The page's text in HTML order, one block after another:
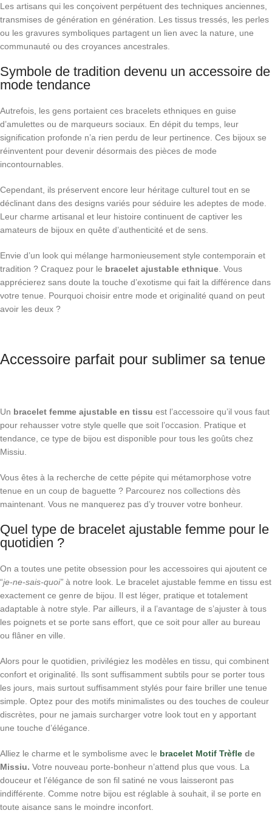
Les artisans qui les conçoivent perpétuent des techniques anciennes,
transmises de génération en génération. Les tissus tressés, les perles
ou les gravures symboliques partagent un lien avec la nature, une
communauté ou des croyances ancestrales.
Symbole de tradition devenu un accessoire de
mode tendance
Autrefois, les gens portaient ces bracelets ethniques en guise
d’amulettes ou de marqueurs sociaux. En dépit du temps, leur
signification profonde n’a rien perdu de leur pertinence. Ces bijoux se
réinventent pour devenir désormais des pièces de mode
incontournables.
Cependant, ils préservent encore leur héritage culturel tout en se
déclinant dans des designs variés pour séduire les adeptes de mode.
Leur charme artisanal et leur histoire continuent de captiver les
amateurs de bijoux en quête d’authenticité et de sens.
Envie d’un look qui mélange harmonieusement style contemporain et
tradition ? Craquez pour le bracelet ajustable ethnique . Vous
apprécierez sans doute la touche d’exotisme qui fait la différence dans
votre tenue. Pourquoi choisir entre mode et originalité quand on peut
avoir les deux ?
Accessoire parfait pour sublimer sa tenue
Un bracelet femme ajustable en tissu est l’accessoire qu’il vous faut
pour rehausser votre style quelle que soit l’occasion. Pratique et
tendance, ce type de bijou est disponible pour tous les goûts chez
Missiu.
Vous êtes à la recherche de cette pépite qui métamorphose votre
tenue en un coup de baguette ? Parcourez nos collections dès
maintenant. Vous ne manquerez pas d’y trouver votre bonheur.
Quel type de bracelet ajustable femme pour le
quotidien ?
On a toutes une petite obsession pour les accessoires qui ajoutent ce
“je-ne-sais-quoi” à notre look. Le bracelet ajustable femme en tissu est
exactement ce genre de bijou. Il est léger, pratique et totalement
adaptable à notre style. Par ailleurs, il a l’avantage de s’ajuster à tous
les poignets et se porte sans effort, que ce soit pour aller au bureau
ou flâner en ville.
Alors pour le quotidien, privilégiez les modèles en tissu, qui combinent
confort et originalité. Ils sont suffisamment subtils pour se porter tous
les jours, mais surtout suffisamment stylés pour faire briller une tenue
simple. Optez pour des motifs minimalistes ou des touches de couleur
discrètes, pour ne jamais surcharger votre look tout en y apportant
une touche d’élégance.
Alliez le charme et le symbolisme avec le bracelet Motif Trèfle de
Missiu. Votre nouveau porte-bonheur n’attend plus que vous. La
douceur et l’élégance de son fil satiné ne vous laisseront pas
indifférente. Comme notre bijou est réglable à souhait, il se porte en
toute aisance sans le moindre inconfort.